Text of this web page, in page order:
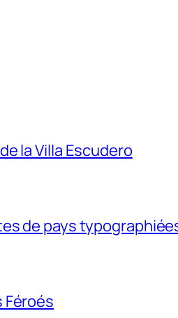
la Villa Escudero
de pays
Féroés